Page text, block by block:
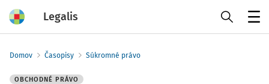
Legalis
Domov Časopisy Súkromné právo
OBCHODNÉ PRÁVO